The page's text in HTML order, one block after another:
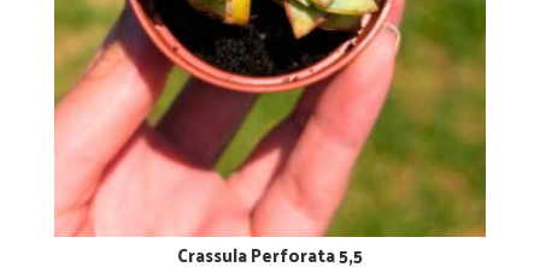
Crassula Perforata 5,5